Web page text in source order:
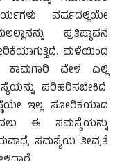
ವರ್ಷದಲ್ಲಿಯೇ
ಪ್ರತಿಷ್ಠಾಪನೆ
ಮಳೆಯಿಂದ
ಕಾಮಗಾರಿ ವೇಳೆ ಎಲ್ಲಿ
ಪರಿಹರಿಸಬೇಕಿದೆ.
ಇಲ್ಲ. ಸೋರಿಕೆಯಾದ
ಈ ಸಮಸ್ಯೆಯನ್ನು
ಸಮಸ್ಯೆಯ ತೀವ್ರತೆ